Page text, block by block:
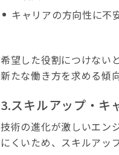
キャリアの方向性に不
希望した役割につけない
新たな働き方を求める傾
3.スキルアップ・キ
技術の進化が激しいエン
にくいため、スキルアッ